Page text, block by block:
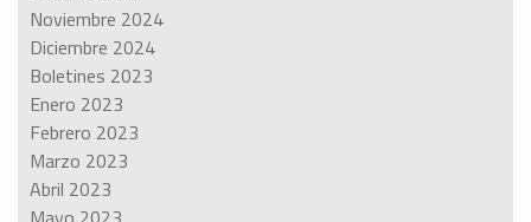
Noviembre 2024
Diciembre 2024
Boletines 2023
Enero 2023
Febrero 2023
Marzo 2023
Abril 2023